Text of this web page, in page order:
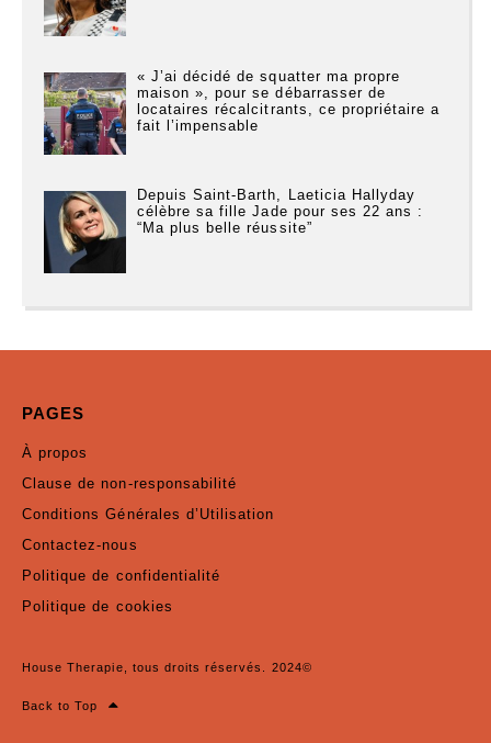
« J’ai décidé de squatter ma propre
maison », pour se débarrasser de
locataires récalcitrants, ce propriétaire a
fait l’impensable
Depuis Saint-Barth, Laeticia Hallyday
célèbre sa fille Jade pour ses 22 ans :
“Ma plus belle réussite”
PAGES
À propos
Clause de non-responsabilité
Conditions Générales d’Utilisation
Contactez-nous
Politique de confidentialité
Politique de cookies
House Therapie, tous droits réservés. 2024©
Back to Top